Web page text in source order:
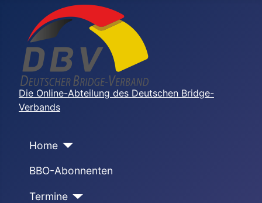
Die Online-Abteilung des Deutschen Bridge-
Verbands
Home
BBO-Abonnenten
Termine